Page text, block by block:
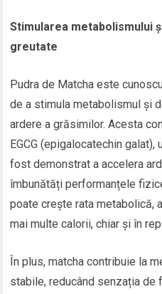
Stimularea metabolismului
greutate
Pudra de Matcha este
de a stimula metabolismul și
ardere a grăsimilor. Acesta
EGCG (epigalocatechin
fost demonstrat a accelera
îmbunătăți performanțele
poate crește rata metabolică,
mai multe calorii, chiar și în
În plus, matcha contribuie la
stabile, reducând senzația de